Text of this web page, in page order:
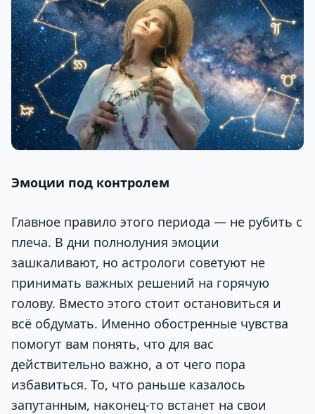
Эмоции под контролем
Главное правило этого периода — не рубить с
плеча. В дни полнолуния эмоции
зашкаливают, но астрологи советуют не
принимать важных решений на горячую
голову. Вместо этого стоит остановиться и
всё обдумать. Именно обостренные чувства
помогут вам понять, что для вас
действительно важно, а от чего пора
избавиться. То, что раньше казалось
запутанным, наконец-то встанет на свои